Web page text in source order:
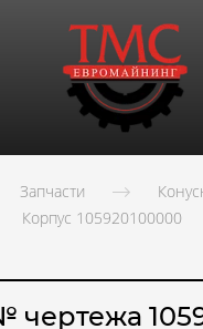
Запчасти
Корпус 105920100000
чертежа